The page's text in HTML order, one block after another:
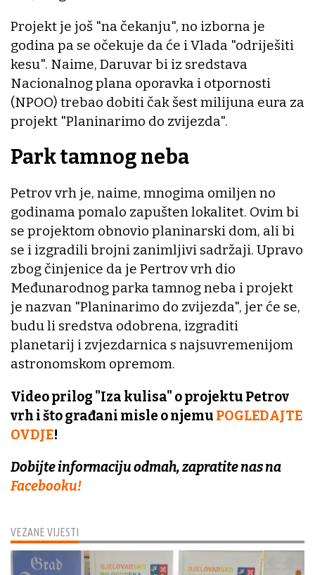
VEZANE VIJESTI
Projekt je još "na čekanju", no izborna je
godina pa se očekuje da će i Vlada "odriješiti
kesu". Naime, Daruvar bi iz sredstava
Nacionalnog plana oporavka i otpornosti
(NPOO) trebao dobiti čak šest milijuna eura za
projekt "Planinarimo do zvijezda".
Park tamnog neba
Petrov vrh je, naime, mnogima omiljen no
godinama pomalo zapušten lokalitet. Ovim bi
se projektom obnovio planinarski dom, ali bi
se i izgradili brojni zanimljivi sadržaji. Upravo
zbog činjenice da je Pertrov vrh dio
Međunarodnog parka tamnog neba i projekt
je nazvan "Planinarimo do zvijezda", jer će se,
budu li sredstva odobrena, izgraditi
planetarij i zvjezdarnica s najsuvremenijom
astronomskom opremom.
Video prilog "Iza kulisa" o projektu Petrov
vrh i što građani misle o njemu POGLEDAJTE
OVDJE!
Dobijte informaciju odmah, zapratite nas na
Facebooku!